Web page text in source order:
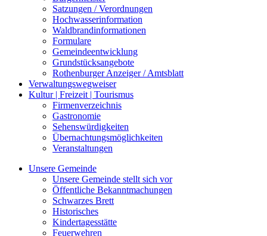
Satzungen / Verordnungen
Hochwasserinformation
Waldbrandinformationen
Formulare
Gemeindeentwicklung
Grundstücksangebote
Rothenburger Anzeiger / Amtsblatt
Verwaltungswegweiser
Kultur | Freizeit | Tourismus
Firmenverzeichnis
Gastronomie
Sehenswürdigkeiten
Übernachtungsmöglichkeiten
Veranstaltungen
Unsere Gemeinde
Unsere Gemeinde stellt sich vor
Öffentliche Bekanntmachungen
Schwarzes Brett
Historisches
Kindertagesstätte
Feuerwehren